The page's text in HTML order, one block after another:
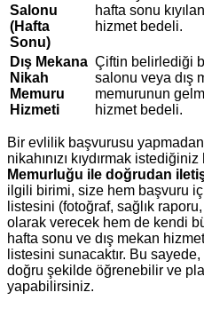
Salonu
(Hafta
Sonu)
hafta sonu
hizmet bedeli.
Dış Mekana
Nikah
Memuru
Hizmeti
Çiftin belirlediği
salonu veya dış
memurunun
hizmet bedeli.
Bir evlilik başvurusu
nikahınızı kıydırmak istediğiniz
Memurluğu ile doğrudan
ilgili birimi, size hem başvuru
listesini (fotoğraf, sağlık
olarak verecek hem de kendi
hafta sonu ve dış mekan
listesini sunacaktır. Bu
doğru şekilde öğrenebilir ve
yapabilirsiniz.